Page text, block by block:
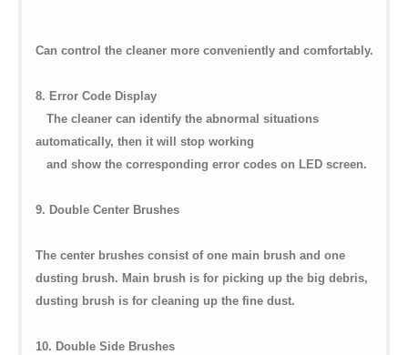
Can control the cleaner more conveniently and comfortably.
8. Error Code Display
The cleaner can identify the abnormal situations
automatically, then it will stop working
and show the corresponding error codes on LED screen.
9. Double Center Brushes
The center brushes consist of one main brush and one
dusting brush. Main brush is for picking up the big debris,
dusting brush is for cleaning up the fine dust.
10. Double Side Brushes